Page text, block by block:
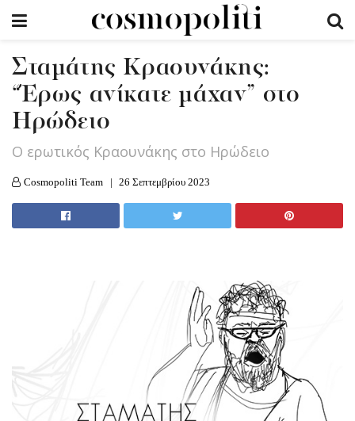
Σταμάτης Κραουνάκης:
“Έρως ανίκατε μάχαν” στο
Ηρώδειο
Ο ερωτικός Κραουνάκης στο Ηρώδειο
Cosmopoliti Team 26 Σεπτεμβρίου 2023